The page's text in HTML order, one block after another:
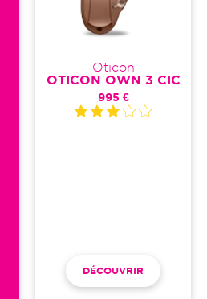
Oticon
OTICON OWN 3 CIC
995 €
DÉCOUVRIR